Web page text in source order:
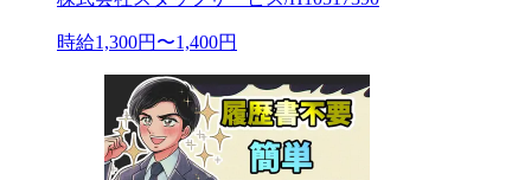
時給1,300円〜1,400円